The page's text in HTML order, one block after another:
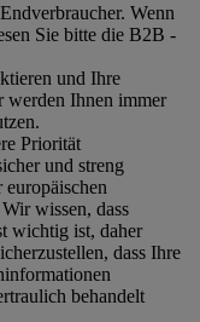
Wenn
Sie bitte die B2B -
und Ihre
werden Ihnen immer
Priorität
und streng
wissen, dass
wichtig ist, daher
dass Ihre
behandelt